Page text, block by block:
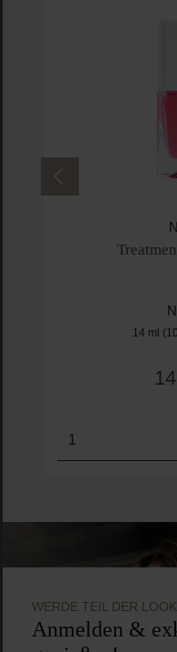
14 ml
Produkt
WERDE TEIL DER
Anmelden &